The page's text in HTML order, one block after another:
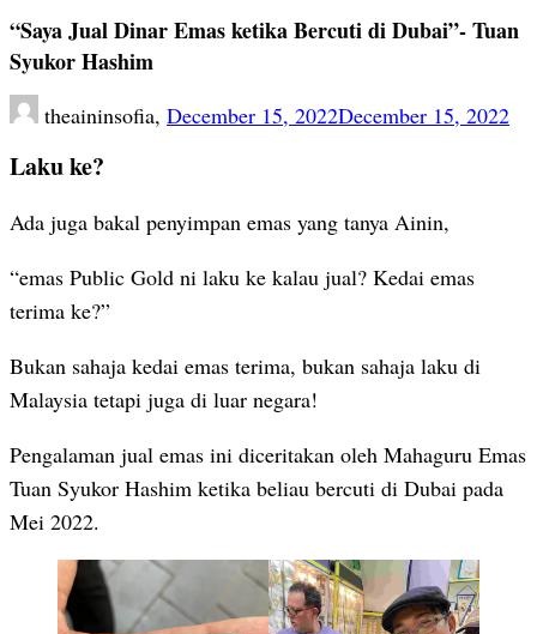
“Saya Jual Dinar Emas ketika Bercuti di Dubai”- Tuan
Syukor Hashim
theaininsofia, December 15, 2022December 15, 2022
Laku ke?
Ada juga bakal penyimpan emas yang tanya Ainin,
“emas Public Gold ni laku ke kalau jual? Kedai emas
terima ke?”
Bukan sahaja kedai emas terima, bukan sahaja laku di
Malaysia tetapi juga di luar negara!
Pengalaman jual emas ini diceritakan oleh Mahaguru Emas
Tuan Syukor Hashim ketika beliau bercuti di Dubai pada
Mei 2022.